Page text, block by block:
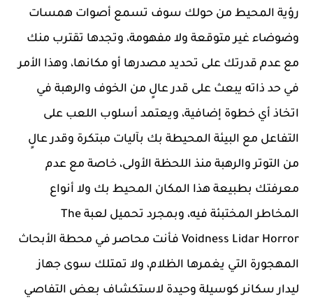
رؤية المحيط من حولك سوف تسمع أصوات همسات
وضوضاء غير متوقعة ولا مفهومة، وتجدها تقترب منك
مع عدم قدرتك على تحديد مصدرها أو مكانها، وهذا الأمر
في حد ذاته يبعث على قدر عالٍ من الخوف والرهبة في
اتخاذ أي خطوة إضافية، ويعتمد أسلوب اللعب على
التفاعل مع البيئة المحيطة بك بآليات مبتكرة وقدر عالٍ
من التوتر والرهبة منذ اللحظة الأولى، خاصة مع عدم
معرفتك بطبيعة هذا المكان المحيط بك ولا أنواع
المخاطر المختبئة فيه، وبمجرد تحميل لعبة The
Voidness Lidar Horror فأنت محاصر في محطة الأبحاث
المهجورة التي يغمرها الظلام، ولا تمتلك سوى جهاز
ليدار سكانر كوسيلة وحيدة لاستكشاف بعض التفاصي